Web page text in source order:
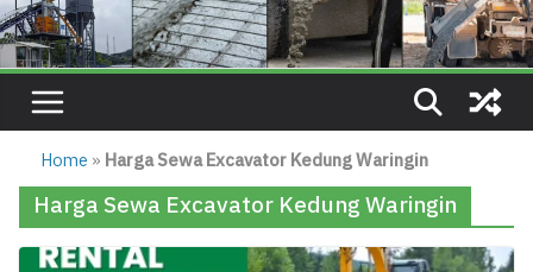
Home » Harga Sewa Excavator Kedung Waringin
Harga Sewa Excavator Kedung Waringin